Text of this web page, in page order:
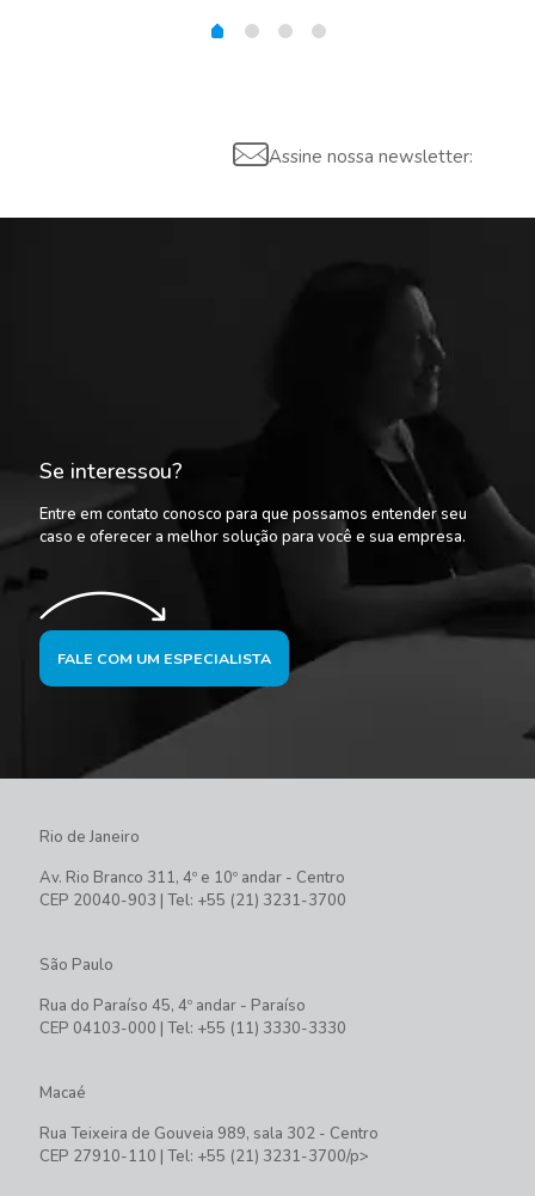
Assine nossa newsletter:
Se interessou?
Entre em contato conosco para que possamos entender seu
caso e oferecer a melhor solução para você e sua empresa.
FALE COM UM ESPECIALISTA
Rio de Janeiro
Av. Rio Branco 311, 4º e 10º andar - Centro
CEP 20040-903 | Tel: +55 (21) 3231-3700
São Paulo
Rua do Paraíso 45, 4º andar - Paraíso
CEP 04103-000 | Tel: +55 (11) 3330-3330
Macaé
Rua Teixeira de Gouveia 989, sala 302 - Centro
CEP 27910-110 | Tel: +55 (21) 3231-3700/p>